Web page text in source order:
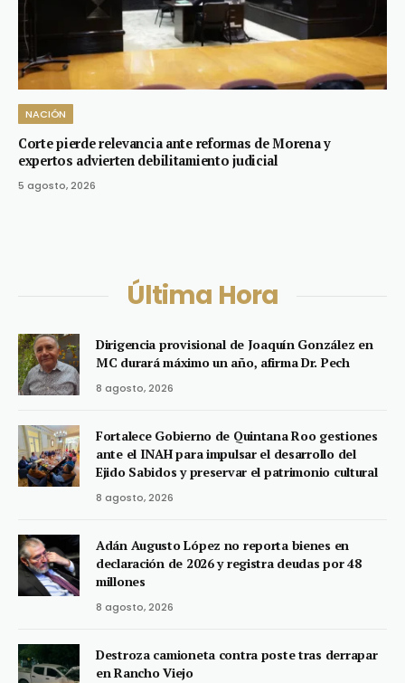
NACIÓN
Corte pierde relevancia ante reformas de Morena y
expertos advierten debilitamiento judicial
5 agosto, 2026
Última Hora
Dirigencia provisional de Joaquín González en
MC durará máximo un año, afirma Dr. Pech
8 agosto, 2026
Fortalece Gobierno de Quintana Roo gestiones
ante el INAH para impulsar el desarrollo del
Ejido Sabidos y preservar el patrimonio cultural
8 agosto, 2026
Adán Augusto López no reporta bienes en
declaración de 2026 y registra deudas por 48
millones
8 agosto, 2026
Destroza camioneta contra poste tras derrapar
en Rancho Viejo